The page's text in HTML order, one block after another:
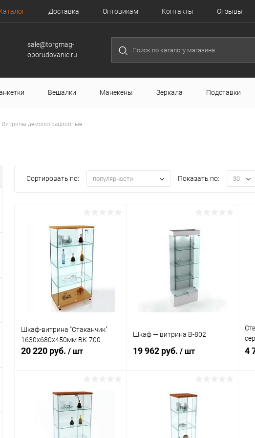
Доставка Оптовикам Контакты Отзывы
sale@torgmag-
oborudovanie.ru
Вешалки Манекены Зеркала Подставки
Витрины демонстрационные
Сортировать по: популярности Показать по: 30
Шкаф-витрина "Стаканчик"
1630х680х450мм ВК-700
20 220 руб. / шт
В корзину
Купить в 1
Сравнение
Шкаф — витрина В-802
19 962 руб. / шт 4